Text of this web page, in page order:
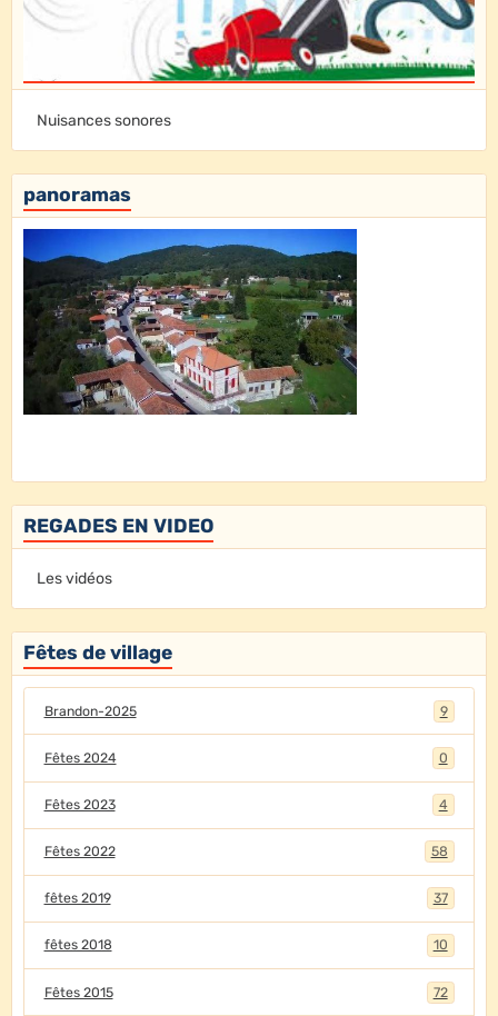
Nuisances sonores
panoramas
REGADES EN VIDEO
Les vidéos
Fêtes de village
Brandon-2025 9
Fêtes 2024 0
Fêtes 2023 4
Fêtes 2022 58
fêtes 2019 37
fêtes 2018 10
Fêtes 2015 72